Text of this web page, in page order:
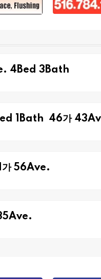
4Bed 3Bath
1Bath 46가
가 56Ave.